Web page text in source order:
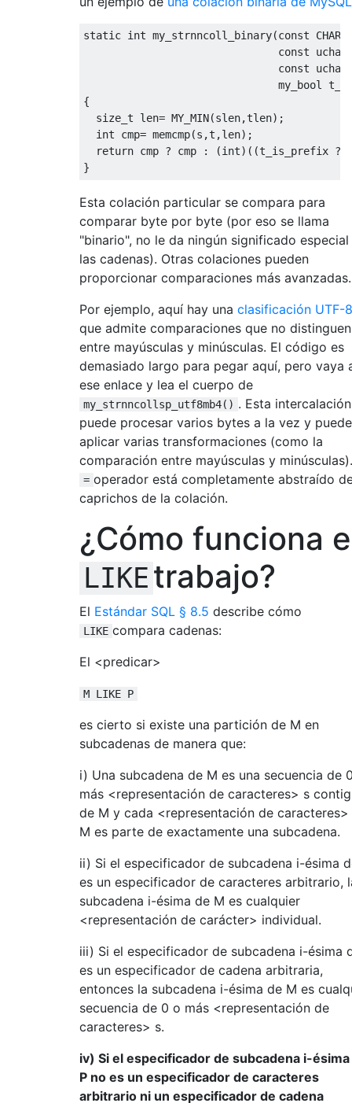
static int my_strnncoll_binary(const
const
const
my_bool
{
  size_t len
= MY_MIN(slen,tlen);
  int cmp
= memcmp(s ,t ,len);
return cmp ? cmp : (int)((t_is_prefix ?
}
Esta colación particular se compara para
comparar byte por byte (por eso se llama
"binario", no le da ningún significado especial
las cadenas). Otras colaciones pueden
proporcionar comparaciones más avanzadas.
Por ejemplo, aquí hay una clasificación UTF-8
que admite comparaciones que no distinguen
entre mayúsculas y minúsculas. El código es
demasiado largo para pegar aquí, pero vaya
ese enlace y lea el cuerpo de
my_strnncollsp_utf8mb4() . Esta intercalación
puede procesar varios bytes a la vez y puede
aplicar varias transformaciones (como la
comparación entre mayúsculas y
= operador está completamente abstraído
caprichos de la colación.
¿Cómo funciona
LIKE trabajo?
El Estándar SQL § 8.5 describe cómo
LIKE compara cadenas:
El <predicar>
M LIKE P
es cierto si existe una partición de M en
subcadenas de manera que:
i) Una subcadena de M es una secuencia de
más <representación de caracteres> s
de M y cada <representación de caracteres>
M es parte de exactamente una subcadena.
ii) Si el especificador de subcadena i-ésima
es un especificador de caracteres arbitrario,
subcadena i-ésima de M es cualquier
<representación de carácter> individual.
iii) Si el especificador de subcadena i-ésima
es un especificador de cadena arbitraria,
entonces la subcadena i-ésima de M es
secuencia de 0 o más <representación de
caracteres> s.
iv) Si el especificador de subcadena i-
P no es un especificador de caracteres
arbitrario ni un especificador de cadena